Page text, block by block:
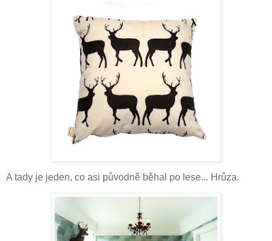
A tady je jeden, co asi původně běhal po lese... Hrůza.